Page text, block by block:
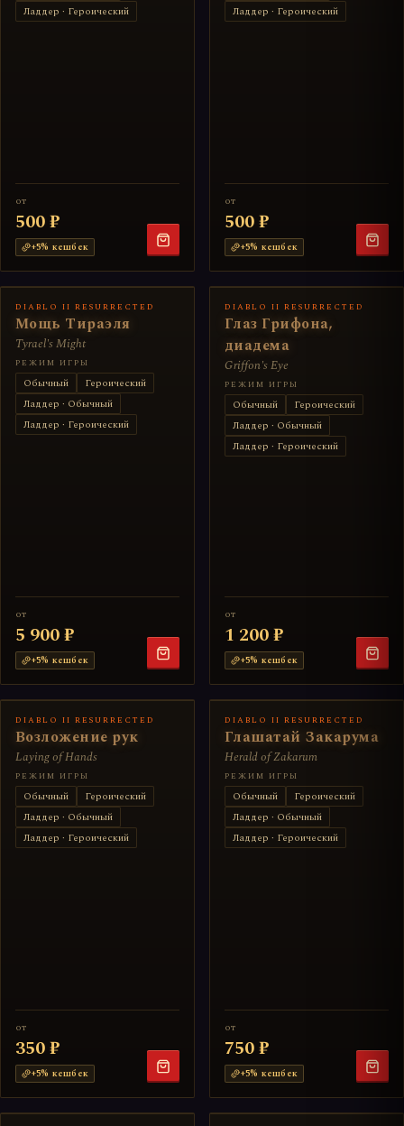
Ладдер · Героический
от
500 ₽
+5% кешбек
Ладдер · Героический
от
500 ₽
+5% кешбек
DIABLO II RESURRECTED
Мощь Тираэля
Tyrael's Might
РЕЖИМ ИГРЫ
Обычный
Героический
Ладдер · Обычный
Ладдер · Героический
от
5 900 ₽
+5% кешбек
DIABLO II RESURRECTED
Глаз Грифона,
диадема
Griffon's Eye
РЕЖИМ ИГРЫ
Обычный
Героический
Ладдер · Обычный
Ладдер · Героический
от
1 200 ₽
+5% кешбек
DIABLO II RESURRECTED
Возложение рук
Laying of Hands
РЕЖИМ ИГРЫ
Обычный
Героический
Ладдер · Обычный
Ладдер · Героический
от
350 ₽
+5% кешбек
DIABLO II RESURRECTED
Глашатай Закарума
Herald of Zakarum
РЕЖИМ ИГРЫ
Обычный
Героический
Ладдер · Обычный
Ладдер · Героический
от
750 ₽
+5% кешбек